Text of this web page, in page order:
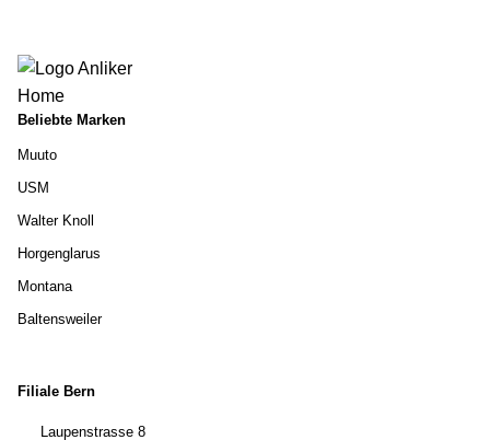
Beliebte Marken
Muuto
USM
Walter Knoll
Horgenglarus
Montana
Baltensweiler
Filiale Bern
Laupenstrasse 8